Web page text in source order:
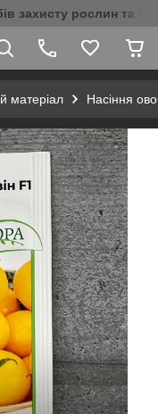
захисту рослин та
матеріал Насіння